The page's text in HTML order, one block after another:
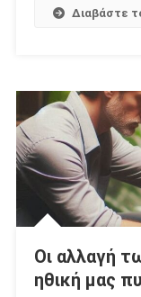
Διαβάστε
Οι αλλαγή
ηθική μας